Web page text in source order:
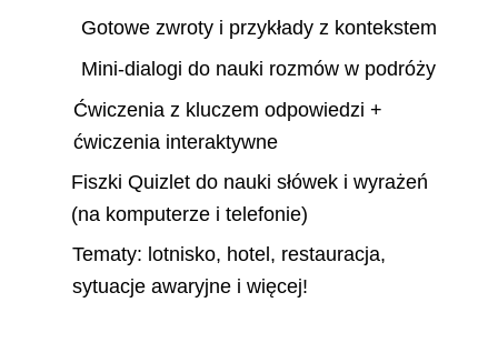
Gotowe zwroty i przykłady z kontekstem
Mini-dialogi do nauki rozmów w podróży
Ćwiczenia z kluczem odpowiedzi +
ćwiczenia interaktywne
Fiszki Quizlet do nauki słówek i wyrażeń
(na komputerze i telefonie)
Tematy: lotnisko, hotel, restauracja,
sytuacje awaryjne i więcej!